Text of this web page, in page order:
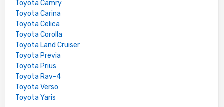
Toyota Camry
Toyota Carina
Toyota Celica
Toyota Corolla
Toyota Land Cruiser
Toyota Previa
Toyota Prius
Toyota Rav-4
Toyota Verso
Toyota Yaris